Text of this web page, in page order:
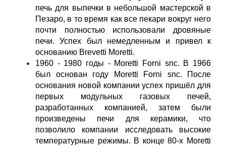
печь для выпечки в небольшой мастерской в
Пезаро, в то время как все пекари вокруг него
почти полностью использовали дровяные
печи. Успех был немедленным и привел к
основанию Brevetti Moretti.
1960 - 1980 годы - Moretti Forni snc. В 1966
был основан году Moretti Forni snc. После
основания новой компании успех пришёл для
первых модульных газовых печей,
разработанных компанией, затем были
произведены печи для керамики, что
позволило компании исследовать высокие
температурные режимы. В конце 80-х Moretti